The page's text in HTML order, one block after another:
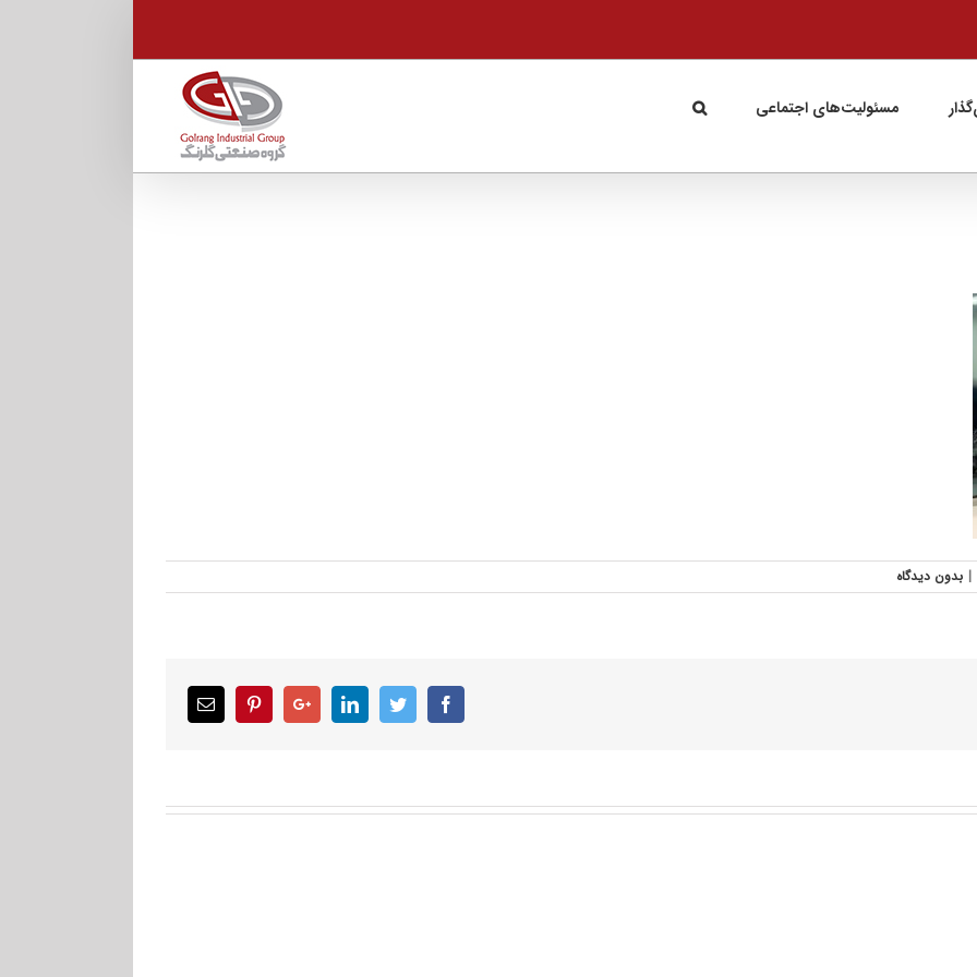
مسئولیت‌های اجتماعی
| بدون ديدگاه
Facebook
Twitter
LinkedIn
Google+
Pinterest
Email